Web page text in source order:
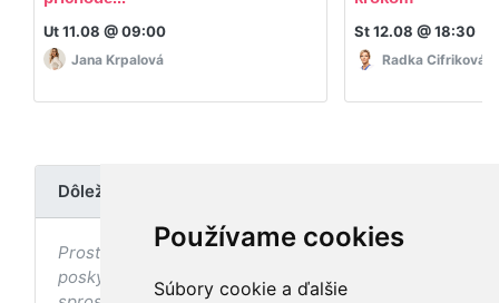
Používame cookies
Súbory cookie a ďalšie
Ut 11.08 @ 09:00
Jana Krpalová
St 12.08 @ 18:30
Radka Cifriková
Dôležité upozornenie
Prostredníctvom stránky nedochádza k
poskytovaniu zdravotnej starostlivosti, ani k jej